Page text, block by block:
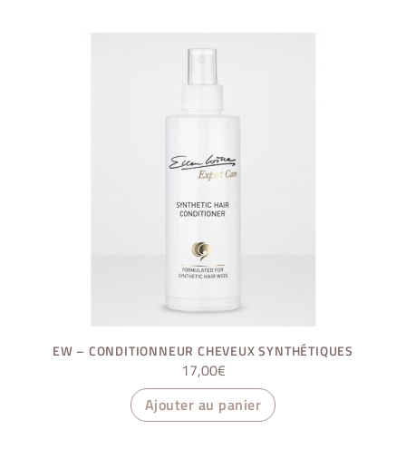
EW – CONDITIONNEUR CHEVEUX SYNTHÉTIQUES
17,00€
Ajouter au panier